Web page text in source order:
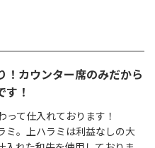
！カウンター席のみだから
！
て仕入れております！
ミ。上ハラミは利益なしの大